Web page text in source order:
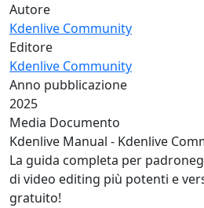
Autore
Kdenlive Community
Editore
Kdenlive Community
Anno pubblicazione
2025
Media Documento
Kdenlive Manual - Kdenlive
La guida completa per
di video editing più potenti e
gratuito!